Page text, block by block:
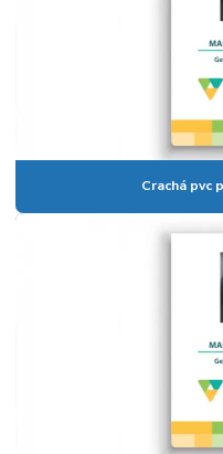
Crachá pvc